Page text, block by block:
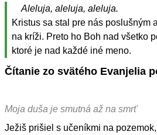
Aleluja, aleluja, aleluja.
Kristus sa stal pre nás poslušným
na kríži. Preto ho Boh nad všetko
ktoré je nad každé iné meno.
Čítanie zo svätého Evanjelia
Moja duša je smutná až na smrť
Ježiš prišiel s učeníkmi na